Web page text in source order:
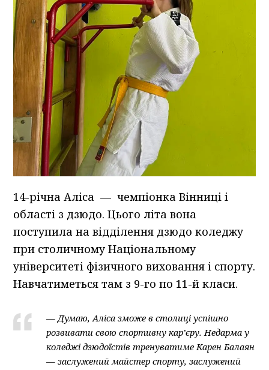
14-річна Аліса — чемпіонка Вінниці і
області з дзюдо. Цього літа вона
поступила на відділення дзюдо коледжу
при столичному Національному
університеті фізичного виховання і спорту.
Навчатиметься там з 9-го по 11-й класи.
— Думаю, Аліса зможе в столиці успішно
розвивати свою спортивну кар’єру. Недарма у
коледжі дзюдоїстів тренуватиме Карен Балаян
— заслужений майстер спорту, заслужений